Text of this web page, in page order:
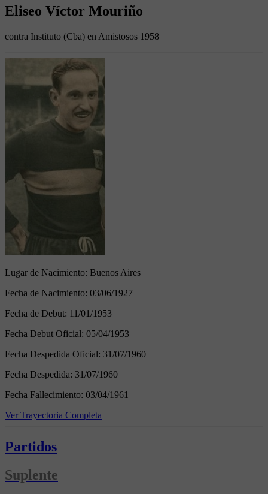
Eliseo Víctor Mouriño
contra Instituto (Cba) en Amistosos 1958
Lugar de Nacimiento: Buenos Aires
Fecha de Nacimiento: 03/06/1927
Fecha de Debut: 11/01/1953
Fecha Debut Oficial: 05/04/1953
Fecha Despedida Oficial: 31/07/1960
Fecha Despedida: 31/07/1960
Fecha Fallecimiento: 03/04/1961
Ver Trayectoria Completa
Partidos
Suplente